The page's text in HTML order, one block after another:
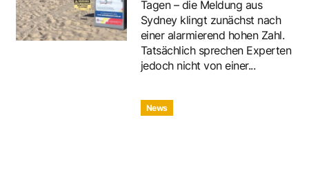
Tagen – die Meldung aus
Sydney klingt zunächst nach
einer alarmierend hohen Zahl.
Tatsächlich sprechen Experten
jedoch nicht von einer...
News